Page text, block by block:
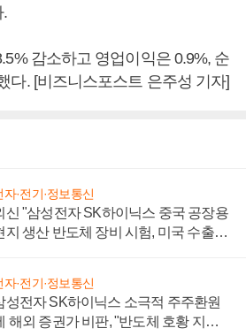
.
감소하고 영업이익은 0.9%, 순
다. [비즈니스포스트 은주성 기자]
자·전기·정보통신
신 "삼성전자 SK하이닉스 중국 공장용
지 생산 반도체 장비 시험, 미국 수출통
자·전기·정보통신
성전자 SK하이닉스 소극적 주주환원
해외 증권가 비판, "반도체 호황 지속